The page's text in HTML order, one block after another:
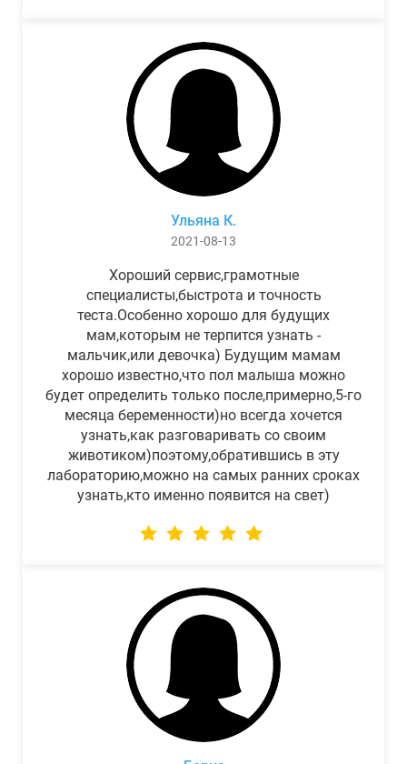
Ульяна К.
2021-08-13
Хороший сервис,грамотные
специалисты,быстрота и точность
теста.Особенно хорошо для будущих
мам,которым не терпится узнать -
мальчик,или девочка) Будущим мамам
хорошо известно,что пол малыша можно
будет определить только после,примерно,5-го
месяца беременности)но всегда хочется
узнать,как разговаривать со своим
животиком)поэтому,обратившись в эту
лабораторию,можно на самых ранних сроках
узнать,кто именно появится на свет)